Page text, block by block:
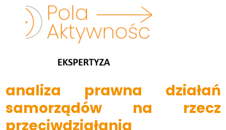
analiza prawna działań
samorządów na rzecz
przeciwdziałania